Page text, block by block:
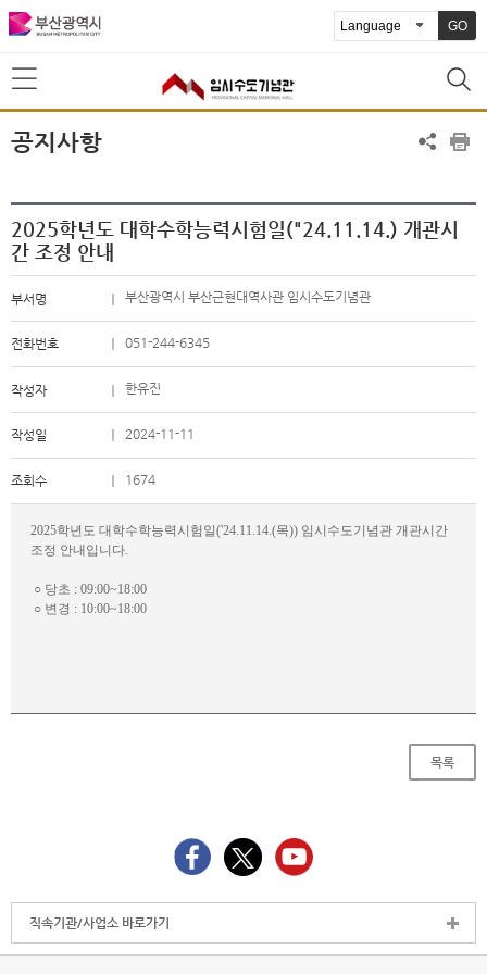
GO
공지사항
2025학년도 대학수학능력시험일("24.11.14.) 개관시
간 조정 안내
부서명 부산광역시 부산근현대역사관 임시수도기념관
전화번호 051-244-6345
작성자 한유진
작성일 2024-11-11
조회수 1674
2025학년도 대학수학능력시험일 ('24.11.14.(목)) 임시수도기념관 개관시간
조정 안내입니다.
○ 당초 : 09:00~18:00
○ 변경 : 10:00~18:00
목록
직속기관/사업소 바로가기